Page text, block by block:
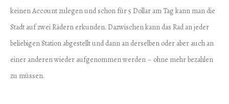
keinen Account zulegen und schon für 5 Dollar am Tag kann man die
Stadt auf zwei Rädern erkunden. Dazwischen kann das Rad an jeder
beliebigen Station abgestellt und dann an derselben oder aber auch an
einer anderen wieder aufgenommen werden – ohne mehr bezahlen
zu müssen.